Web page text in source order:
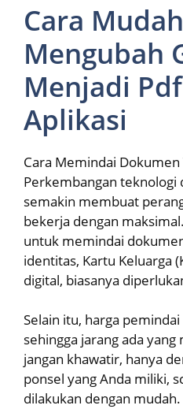
Cara Mudah
Mengubah
Menjadi
Aplikasi
Cara Memindai
Perkembangan teknologi
semakin membuat
bekerja dengan
untuk memindai
identitas, Kartu Keluarga
digital, biasanya
Selain itu, harga
sehingga jarang ada
jangan khawatir, hanya
ponsel yang Anda miliki,
dilakukan dengan mudah.